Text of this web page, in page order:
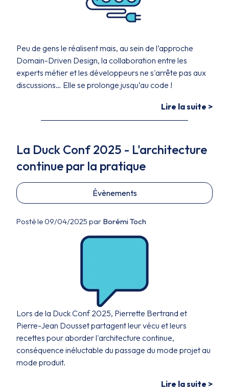
Peu de gens le réalisent mais, au sein de l’approche
Domain-Driven Design, la collaboration entre les
experts métier et les développeurs ne s'arrête pas aux
discussions… Elle se prolonge jusqu’au code !
Lire la suite >
La Duck Conf 2025 - L'architecture
continue par la pratique
Évènements
Posté le 09/04/2025 par Borémi Toch
Lors de la Duck Conf 2025, Pierrette Bertrand et
Pierre-Jean Dousset partagent leur vécu et leurs
recettes pour aborder l'architecture continue,
conséquence inéluctable du passage du mode projet au
mode produit.
Lire la suite >